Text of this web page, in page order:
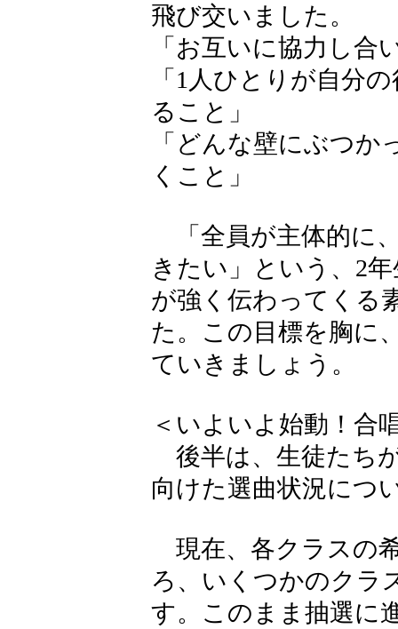
飛び交いました。
「お互いに協力し合
「1人ひとりが自分
ること」
「どんな壁にぶつ
くこと」
「全員が主体的に
きたい」という、2
が強く伝わってくる
た。この目標を胸に
ていきましょう。
＜いよいよ始動！合
後半は、生徒たち
向けた選曲状況につ
現在、各クラスの
ろ、いくつかのクラ
す。このまま抽選に